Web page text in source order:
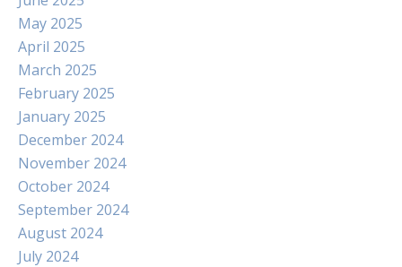
May 2025
April 2025
March 2025
February 2025
January 2025
December 2024
November 2024
October 2024
September 2024
August 2024
July 2024